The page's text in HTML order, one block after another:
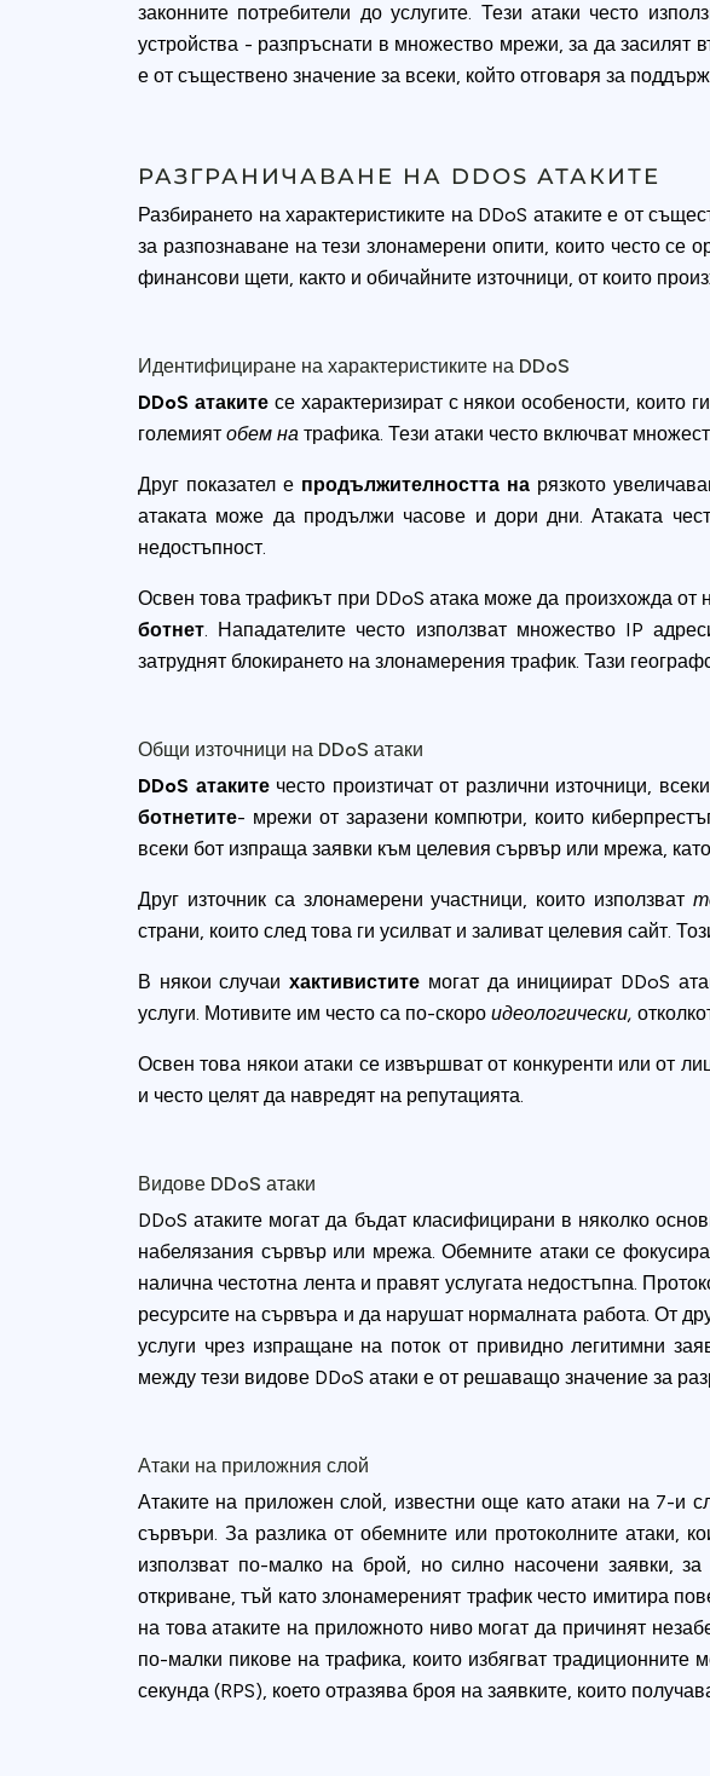
законните потребители до услугите. Тези атаки често
устройства - разпръснати в множество мрежи, за да засилят
е от съществено значение за всеки, който отговаря за
РАЗГРАНИЧАВАНЕ НА DDOS АТАКИТЕ
Разбирането на характеристиките на DDoS атаките е от
за разпознаване на тези злонамерени опити, които често се
финансови щети, както и обичайните източници, от които
Идентифициране на характеристиките на DDoS
DDoS атакитесе характеризират с някои особености, които
големият обем на трафика. Тези атаки често включват
Друг показател е продължителността на рязкото
атаката може да продължи часове и дори дни. Атаката
недостъпност.
Освен това трафикът при DDoS атака може да произхожда от
ботнет. Нападателите често използват множество IP
затруднят блокирането на злонамерения трафик. Тази
Общи източници на DDoS атаки
DDoS атакитечесто произтичат от различни източници,
ботнетите- мрежи от заразени компютри, които
всеки бот изпраща заявки към целевия сървър или мрежа,
Друг източник са злонамерени участници, които използват
страни, които след това ги усилват и заливат целевия сайт.
В някои случаихактивистите могат да инициират DDoS
услуги. Мотивите им често са по-скоро идеологически,
Освен това някои атаки се извършват от конкуренти или от
и често целят да навредят на репутацията.
Видове DDoS атаки
DDoS атаките могат да бъдат класифицирани в няколко
набелязания сървър или мрежа. Обемните атаки се
налична честотна лента и правят услугата недостъпна.
ресурсите на сървъра и да нарушат нормалната работа. От
услуги чрез изпращане на поток от привидно легитимни
между тези видове DDoS атаки е от решаващо значение за
Атаки на приложния слой
Атаките на приложен слой, известни още като атаки на 7-и
сървъри. За разлика от обемните или протоколните атаки,
използват по-малко на брой, но силно насочени заявки,
откриване, тъй като злонамереният трафик често имитира
на това атаките на приложното ниво могат да причинят
по-малки пикове на трафика, които избягват традиционните
секунда (RPS), което отразява броя на заявките, които